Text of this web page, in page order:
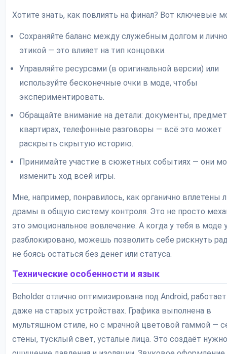
Хотите знать, как повлиять на финал? Вот ключевые
Сохраняйте баланс между служебным долгом и
этикой — это влияет на тип концовки.
Управляйте ресурсами (в оригинальной версии) или
используйте бесконечные очки в моде, чтобы
экспериментировать.
Обращайте внимание на детали: документы,
квартирах, телефонные разговоры — всё это может
раскрыть скрытую историю.
Принимайте участие в сюжетных событиях — они
изменить ход всей игры.
Мне, например, понравилось, как органично вплетены
драмы в общую систему контроля. Это не просто
это эмоциональное вовлечение. А когда у тебя в моде
разблокировано, можешь позволить себе рискнуть
не боясь остаться без денег или статуса.
Технические особенности и язык
Beholder отлично оптимизирована под Android,
даже на старых устройствах. Графика выполнена в
мультяшном стиле, но с мрачной цветовой гаммой —
стены, тусклый свет, усталые лица. Это создаёт